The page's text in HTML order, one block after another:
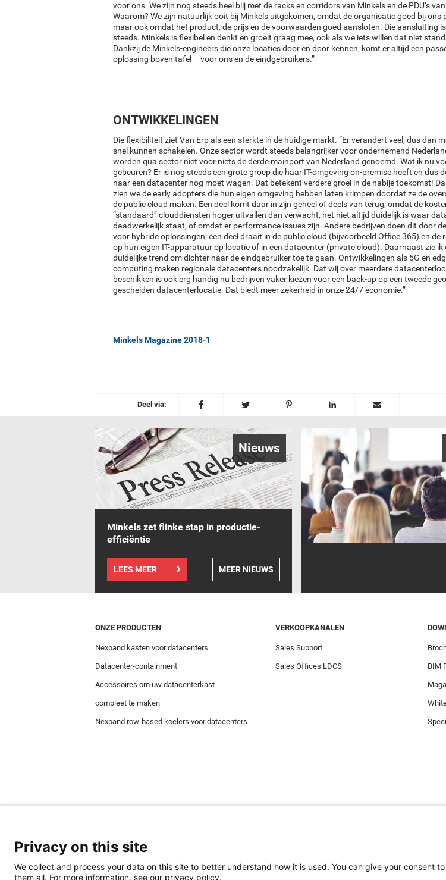
voor ons. We zijn nog steeds heel blij met de racks en corridors van Minkels en de PDU’s
Waarom? We zijn natuurlijk ooit bij Minkels uitgekomen, omdat de organisatie goed bij ons
maar ook omdat het product, de prijs en de voorwaarden goed aansloten. Die aansluiting
steeds. Minkels is flexibel en denkt en groeit graag mee, ook als we iets willen dat niet
Dankzij de Minkels-engineers die onze locaties door en door kennen, komt er altijd een
oplossing boven tafel – voor ons en de eindgebruikers.”
ONTWIKKELINGEN
Die flexibiliteit ziet Van Erp als een sterkte in de huidige markt. “Er verandert veel, dus dan
snel kunnen schakelen. Onze sector wordt steeds belangrijker voor ondernemend
worden qua sector niet voor niets de derde mainport van Nederland genoemd. Wat ik nu
gebeuren? Er is nog steeds een grote groep die haar IT-omgeving on-premise heeft en dus
naar een datacenter nog moet wagen. Dat betekent verdere groei in de nabije toekomst!
zien we de early adopters die hun eigen omgeving hebben laten krimpen doordat ze de
de public cloud maken. Een deel komt daar in zijn geheel of deels van terug, omdat de
“standaard” clouddiensten hoger uitvallen dan verwacht, het niet altijd duidelijk is waar
daadwerkelijk staat, of omdat er performance issues zijn. Andere bedrijven doen dit door
voor hybride oplossingen; een deel draait in de public cloud (bijvoorbeeld Office 365) en de
op hun eigen IT-apparatuur op locatie of in een datacenter (private cloud). Daarnaast zie ik
duidelijke trend om dichter naar de eindgebruiker toe te gaan. Ontwikkelingen als 5G en
computing maken regionale datacenters noodzakelijk. Dat wij over meerdere
beschikken is ook erg handig nu bedrijven vaker kiezen voor een back-up op een tweede
gescheiden datacenterlocatie. Dat biedt meer zekerheid in onze 24/7 economie.”
Minkels Magazine 2018-1
Deel via:
Nieuws
Minkels zet flinke stap in productie-
efficiëntie
LEES MEER MEER NIEUWS
ONZE PRODUCTEN
Nexpand kasten voor datacenters
Datacenter-containment
Accessoires om uw datacenterkast
compleet te maken
Nexpand row-based koelers voor datacenters
VERKOOPKANALEN
Sales Support
Sales Offices LDCS BIM
Minkels maakt gebruik van cookies om ervoor te zorgen dat u de beste ervaring op onze
Privacy on this site
We collect and process your data on this site to better understand how it is used. You can give your consent
them all. For more information, see our privacy policy.